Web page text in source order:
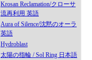
Krosan Reclamation/クローサ
流再利用 英語
Aura of Silence/沈黙のオーラ
英語
Hydroblast
太陽の指輪 / Sol Ring 日本語